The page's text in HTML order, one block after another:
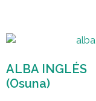
ALBA INGLÉS
(Osuna)